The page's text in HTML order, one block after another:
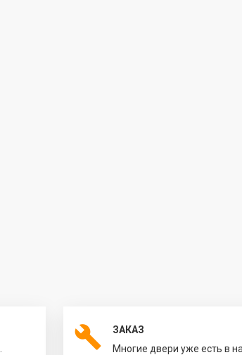
ЗАКАЗ
Многие двери уже есть в